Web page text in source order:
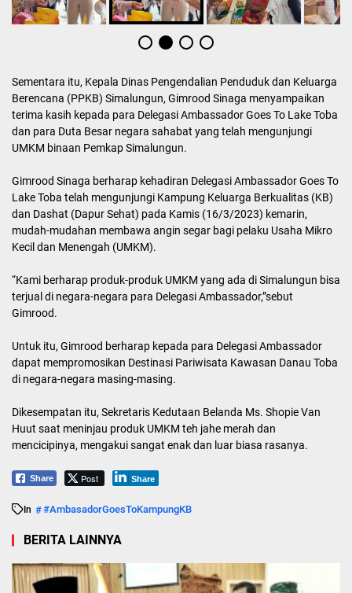
Sementara itu, Kepala Dinas Pengendalian Penduduk dan Keluarga
Berencana (PPKB) Simalungun, Gimrood Sinaga menyampaikan
terima kasih kepada para Delegasi Ambassador Goes To Lake Toba
dan para Duta Besar negara sahabat yang telah mengunjungi
UMKM binaan Pemkap Simalungun.
Gimrood Sinaga berharap kehadiran Delegasi Ambassador Goes To
Lake Toba telah mengunjungi Kampung Keluarga Berkualitas (KB)
dan Dashat (Dapur Sehat) pada Kamis (16/3/2023) kemarin,
mudah-mudahan membawa angin segar bagi pelaku Usaha Mikro
Kecil dan Menengah (UMKM).
“Kami berharap produk-produk UMKM yang ada di Simalungun bisa
terjual di negara-negara para Delegasi Ambassador,”sebut
Gimrood.
Untuk itu, Gimrood berharap kepada para Delegasi Ambassador
dapat mempromosikan Destinasi Pariwisata Kawasan Danau Toba
di negara-negara masing-masing.
Dikesempatan itu, Sekretaris Kedutaan Belanda Ms. Shopie Van
Huut saat meninjau produk UMKM teh jahe merah dan
mencicipinya, mengakui sangat enak dan luar biasa rasanya.
Share Post Share
In #AmbasadorGoesToKampungKB
BERITA LAINNYA